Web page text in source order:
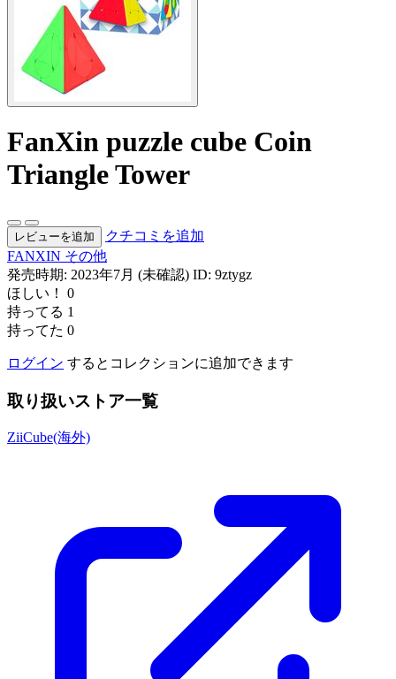
FanXin puzzle cube Coin
Triangle Tower
レビューを追加
クチコミを追加
FANXIN その他
発売時期: 2023年7月 (未確認) ID: 9ztygz
ほしい！
0
持ってる 1
持ってた 0
ログイン するとコレクションに追加できます
取り扱いストア一覧
ZiiCube(海外)